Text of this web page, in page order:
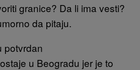
granice? Da li ima vesti?
da pitaju.
potvrdan
u Beogradu jer je to